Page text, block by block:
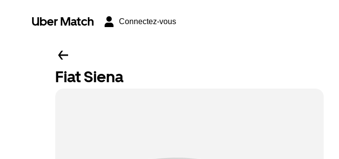
Uber Match Connectez-vous
Fiat Siena